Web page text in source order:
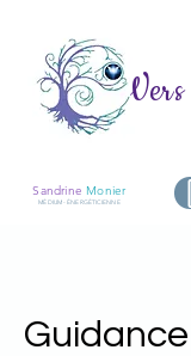
Sandrine Monier
MÉDIUM - ÉNERGÉTICIENNE
Guidance